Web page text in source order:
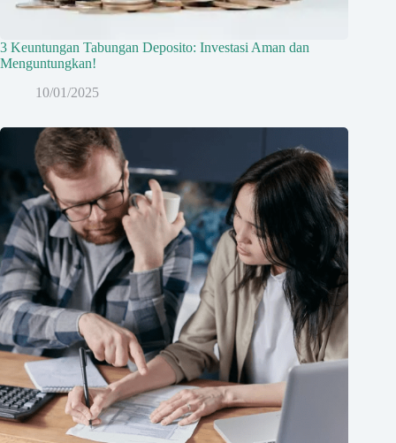
3 Keuntungan Tabungan Deposito: Investasi Aman dan
Menguntungkan!
10/01/2025